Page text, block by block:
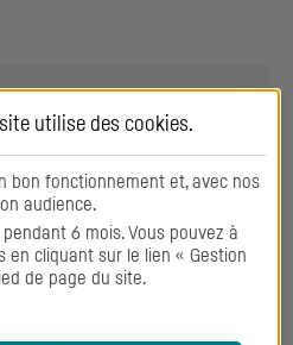
utilise des cookies.
bon fonctionnement et, avec nos
audience.
6 mois. Vous pouvez à
en cliquant sur le lien « Gestion
de page du site.